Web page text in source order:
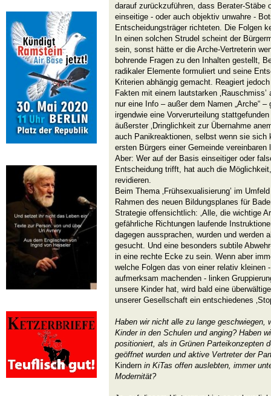
darauf zurückzuführen, dass Berater-Stäbe
einseitige - oder auch objektiv unwahre -
Entscheidungsträger richteten. Die Folgen
In einen solchen Strudel scheint der
sein, sonst hätte er die Arche-Vertreterin
bohrende Fragen zu den Inhalten gestellt,
radikaler Elemente formuliert und seine
Kriterien abhängig gemacht. Reagiert
Fakten mit einem lautstarken
nur eine Info – außer dem Namen „Arche“
irgendwie eine Vorverurteilung
äußerster ‚Dringlichkeit zur Übernahme
auch Panikreaktionen, selbst wenn sie
ersten Bürgers einer Gemeinde
Aber: Wer auf der Basis einseitiger oder
Entscheidung trifft, hat auch die
revidieren.
Beim Thema ‚Frühsexualisierung’ im
Rahmen des neuen Bildungsplanes für
Strategie offensichtlich: ‚Alle, die wichtige
gefährliche Richtungen laufende
dagegen aussprachen, wurden und werden
gesucht. Und eine besonders subtile
in eine rechte Ecke zu sein. Wenn aber
welche Folgen das von einer relativ kleinen
aufmerksam machenden - linken
unsere Kinder hat, wird bald eine
unserer Gesellschaft ein entschiedenes
Haben wir nicht alle zu lange geschwiegen,
Kinder in den Schulen und anging? Haben
positioniert, als in Grünen Parteikonzepten
geöffnet wurden und aktive Vertreter der
Kindern in KiTas offen auslebten, immer
Modernität?